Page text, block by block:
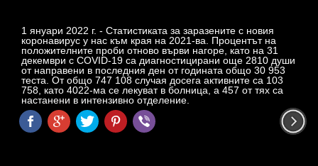
1 януари 2022 г. - Статистиката за заразените с новия
коронавирус у нас към края на 2021-ва. Процентът на
положителните проби отново върви нагоре, като на 31
декември с COVID-19 са диагностицирани още 2810 души
от направени в последния ден от годината общо 30 953
теста. От общо 747 108 случая досега активните са 103
758, като 4022-ма се лекуват в болница, а 457 от тях са
настанени в интензивно отделение.